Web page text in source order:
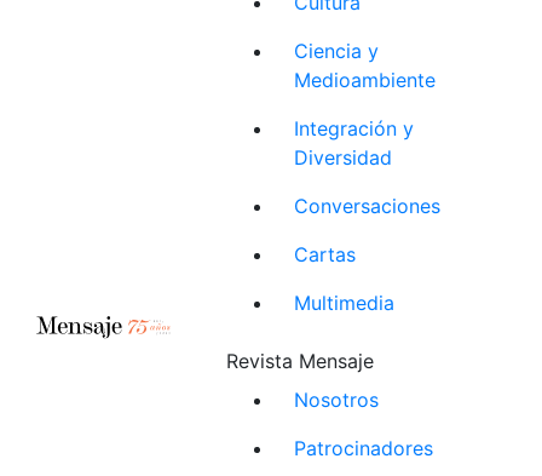
Ciencia y
Medioambiente
Integración y
Diversidad
Conversaciones
Cartas
Multimedia
Revista Mensaje
Nosotros
Patrocinadores